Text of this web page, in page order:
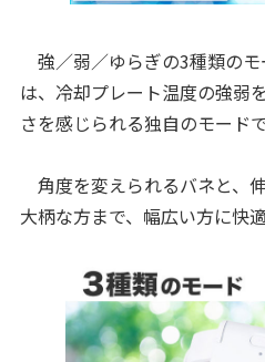
強／弱／ゆらぎの3種類の
は、冷却プレート温度の強弱
さを感じられる独自のモードで
角度を変えられるバネと、
大柄な方まで、幅広い方に快